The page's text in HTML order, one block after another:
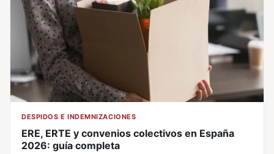
DESPIDOS E INDEMNIZACIONES
ERE, ERTE y convenios colectivos en España
2026: guía completa